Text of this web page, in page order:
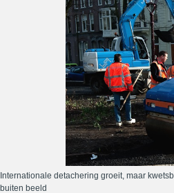
Internationale detachering groeit, maar
buiten beeld